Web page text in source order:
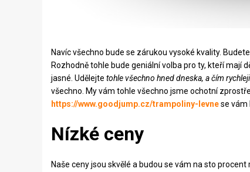
Navíc všechno bude se zárukou vysoké kvality.
Rozhodně tohle bude geniální volba pro ty, kteří mají
jasné. Udělejte tohle všechno hned dneska, a čím
všechno. My vám tohle všechno jsme ochotní
https://www.goodjump.cz/trampoliny-levnese vám
Nízké ceny
Naše ceny jsou skvělé a budou se vám na sto